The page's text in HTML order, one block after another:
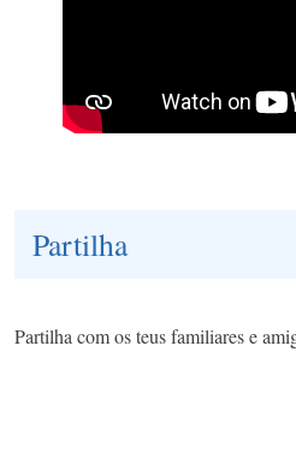
Partilha
Partilha com os teus familiares e